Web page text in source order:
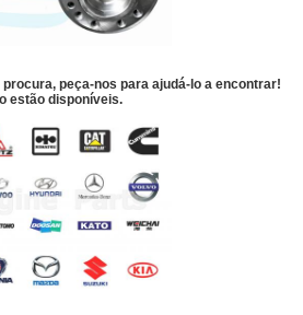
peça-nos para ajudá-lo a encontrar!
estão disponíveis.